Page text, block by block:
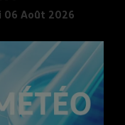
06 Août 2026